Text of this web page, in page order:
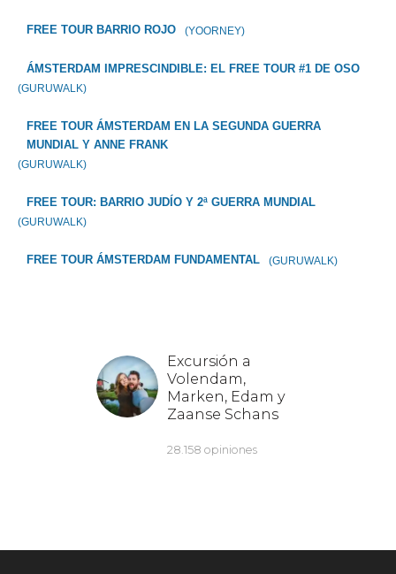
FREE TOUR BARRIO ROJO (YOORNEY)
ÁMSTERDAM IMPRESCINDIBLE: EL FREE TOUR #1 DE OSO
(GURUWALK)
FREE TOUR ÁMSTERDAM EN LA SEGUNDA GUERRA
MUNDIAL Y ANNE FRANK
(GURUWALK)
FREE TOUR: BARRIO JUDÍO Y 2ª GUERRA MUNDIAL
(GURUWALK)
FREE TOUR ÁMSTERDAM FUNDAMENTAL (GURUWALK)